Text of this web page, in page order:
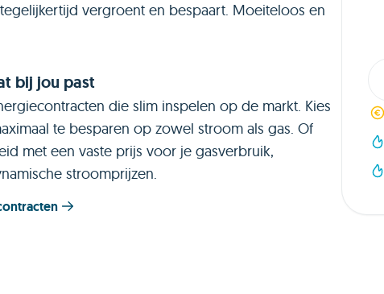
vergroent en bespaart. Moeiteloos en
bij jou past
die slim inspelen op de markt. Kies
te besparen op zowel stroom als gas. Of
met een vaste prijs voor je gasverbruik,
stroomprijzen.